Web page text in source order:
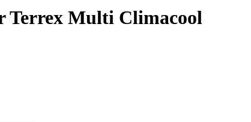
Terrex Multi Climacool